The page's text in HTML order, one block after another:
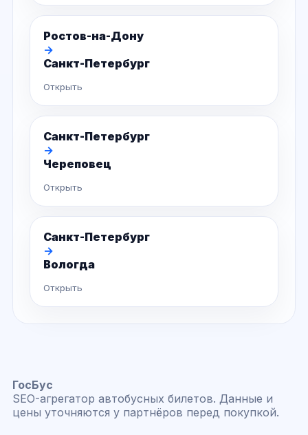
Ростов-на-Дону
→
Санкт-Петербург
Открыть
Санкт-Петербург
→
Череповец
Открыть
Санкт-Петербург
→
Вологда
Открыть
ГосБус
SEO-агрегатор автобусных билетов. Данные и
цены уточняются у партнёров перед покупкой.